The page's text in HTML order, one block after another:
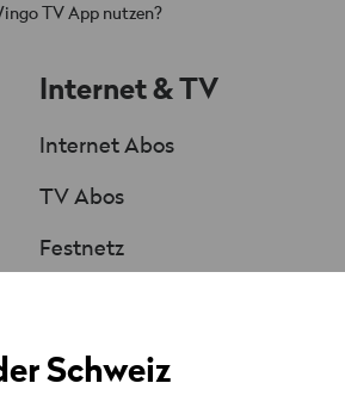
TV App nutzen?
Internet & TV
Internet Abos
TV Abos
Festnetz
Angebote & Aktionen
Schweiz